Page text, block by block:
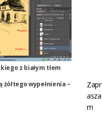
z białym tłem
wypełnienia –
Zapr
asza
m